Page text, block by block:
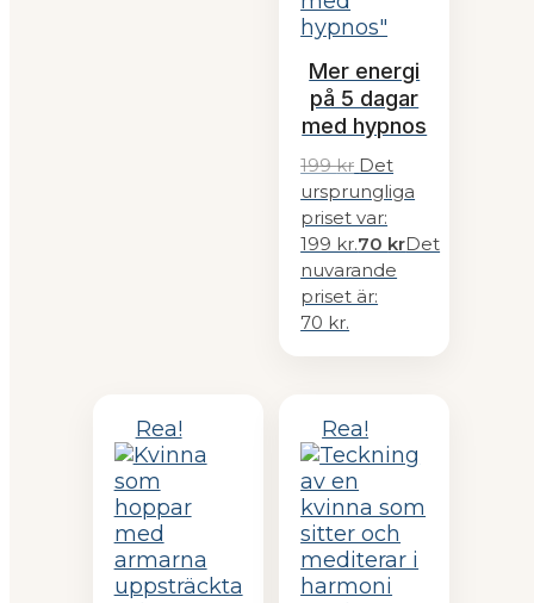
Mer energi
på 5 dagar
med hypnos
199kr Det
ursprungliga
priset var:
199 kr.70 krDet
nuvarande
priset är:
70 kr.
Rea! Rea!